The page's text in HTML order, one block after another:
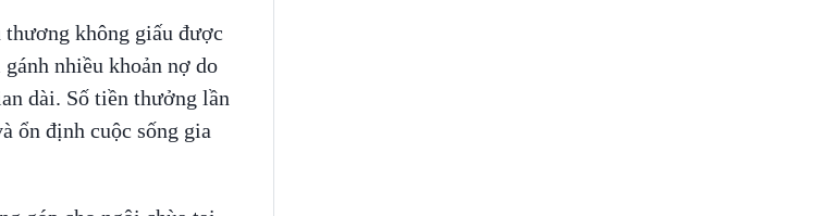
không giấu được
nhiều khoản nợ do
dài. Số tiền thưởng lần
ổn định cuộc sống gia